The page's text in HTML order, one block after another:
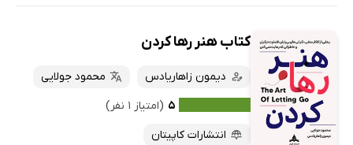
کتاب هنر رها کردن
دیمون زاهاریادس
محمود جولایی
۵ (امتیاز ۱ نفر)
انتشارات کاپیتان